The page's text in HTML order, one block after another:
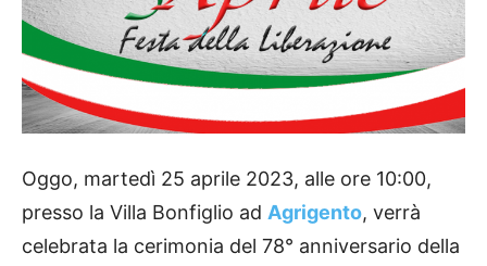
Oggo, martedì 25 aprile 2023, alle ore 10:00,
presso la Villa Bonfiglio ad Agrigento, verrà
celebrata la cerimonia del 78° anniversario della